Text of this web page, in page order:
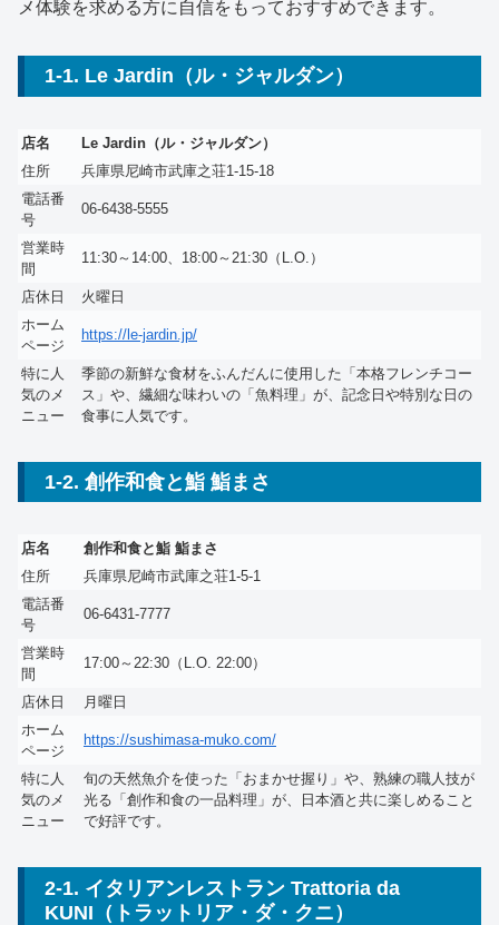
メ体験を求める方に自信をもっておすすめできます。
1-1. Le Jardin（ル・ジャルダン）
店名
Le Jardin（ル・ジャルダン）
住所
兵庫県尼崎市武庫之荘1-15-18
電話番
号
06-6438-5555
営業時
間
11:30～14:00、18:00～21:30（L.O.）
店休日
火曜日
ホーム
ページ
https://le-jardin.jp/
特に人
気のメ
ニュー
季節の新鮮な食材をふんだんに使用した「本格フレンチコー
ス」や、繊細な味わいの「魚料理」が、記念日や特別な日の
食事に人気です。
1-2. 創作和食と鮨 鮨まさ
店名
創作和食と鮨 鮨まさ
住所
兵庫県尼崎市武庫之荘1-5-1
電話番
号
06-6431-7777
営業時
間
17:00～22:30（L.O. 22:00）
店休日
月曜日
ホーム
ページ
https://sushimasa-muko.com/
特に人
気のメ
ニュー
旬の天然魚介を使った「おまかせ握り」や、熟練の職人技が
光る「創作和食の一品料理」が、日本酒と共に楽しめること
で好評です。
2-1. イタリアンレストラン Trattoria da
KUNI（トラットリア・ダ・クニ）